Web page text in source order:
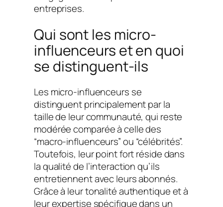
entreprises.
Qui sont les micro-
influenceurs et en quoi
se distinguent-ils
Les micro-influenceurs se
distinguent principalement par la
taille de leur communauté, qui reste
modérée comparée à celle des
“macro-influenceurs” ou “célébrités”.
Toutefois, leur point fort réside dans
la qualité de l’interaction qu’ils
entretiennent avec leurs abonnés.
Grâce à leur tonalité authentique et à
leur expertise spécifique dans un